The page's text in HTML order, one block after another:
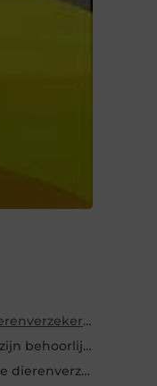
Bijna iedereen kent de huisdierenverzekeringen van dit moment
Alle huisdierenverzekeringen zijn behoorlijk goed te betalen
Het is belangrijk om een goede dierenverzekering af te sluiten voor je kat of hond